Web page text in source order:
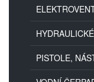
PISTOLE,